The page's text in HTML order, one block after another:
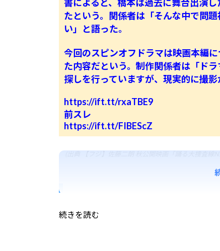
書によると、橋本は過去に舞台出演
たという。関係者は「そんな中で問
い」と語った。
今回のスピンオフドラマは映画本編
た内容だという。制作関係者は「ド
探しを行っていますが、現実的に撮
https://ift.tt/rxaTBE9
前スレ
https://ift.tt/FIBEScZ
(出典 【フジ】佐藤二朗 秋公開映画「踊る大捜査
続きを読む